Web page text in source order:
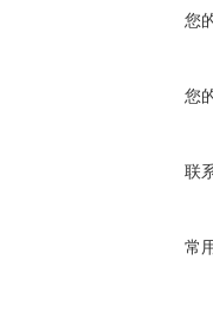
您
您
联
常